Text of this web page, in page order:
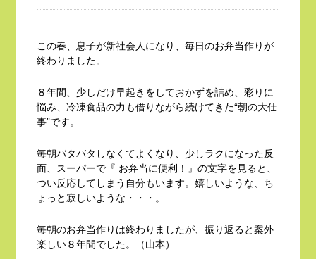
この春、息子が新社会人になり、毎日のお弁当作りが
終わりました。
８年間、少しだけ早起きをしておかずを詰め、彩りに
悩み、冷凍食品の力も借りながら続けてきた“朝の大仕
事”です。
毎朝バタバタしなくてよくなり、少しラクになった反
面、スーパーで『 お弁当に便利！』の文字を見ると、
つい反応してしまう自分もいます。嬉しいような、ち
ょっと寂しいような・・・。
毎朝のお弁当作りは終わりましたが、振り返ると案外
楽しい８年間でした。（山本）